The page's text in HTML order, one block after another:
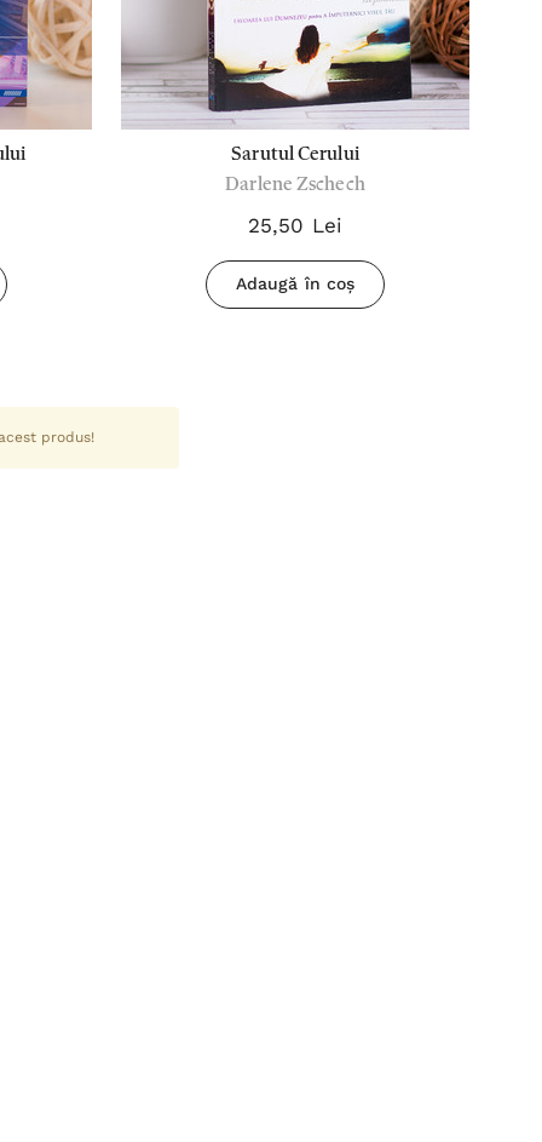
Sarutul Cerului
Darlene Zschech
25,50 Lei
Adaugă în coș
produs!